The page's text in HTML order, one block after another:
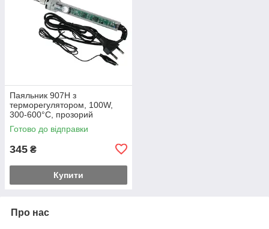
Паяльник 907H з
терморегулятором, 100W,
300-600°C, прозорий
Готово до відправки
345 ₴
Купити
Про нас